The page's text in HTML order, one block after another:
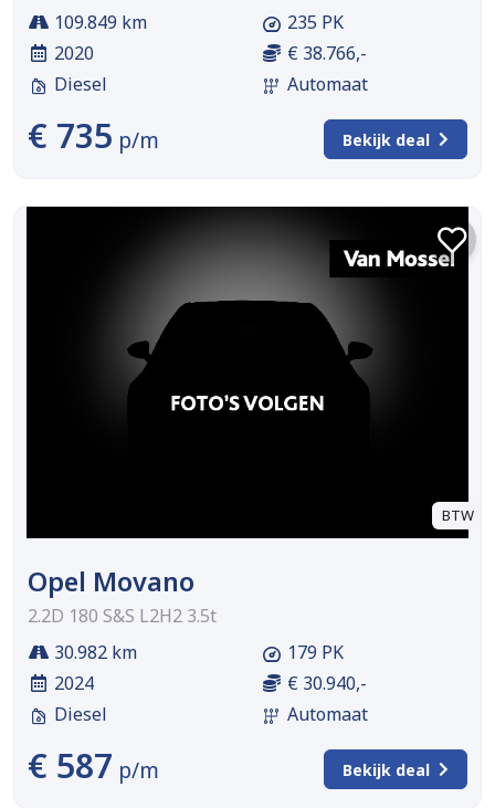
109.849 km
2020
Diesel
235 PK
€ 38.766,-
Automaat
€ 735 p/m Bekijk deal
BTW
Opel Movano
2.2D 180 S&S L2H2 3.5t
30.982 km
2024
Diesel
179 PK
€ 30.940,-
Automaat
€ 587 p/m Bekijk deal